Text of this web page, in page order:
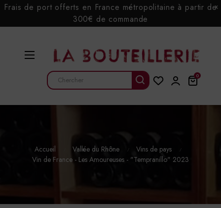
Frais de port offerts en France métropolitaine à partir de
300€ de commande
x
Basculer
navigation
☰
0
Accueil Vallée du Rhône
Vins de pays
Vin de France - Les Amoureuses - "Tempranillo" 2023